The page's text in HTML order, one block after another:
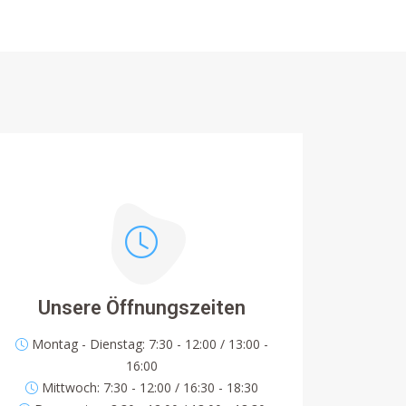
Unsere Öffnungszeiten
Montag - Dienstag: 7:30 - 12:00 / 13:00 -
16:00
Mittwoch: 7:30 - 12:00 / 16:30 - 18:30